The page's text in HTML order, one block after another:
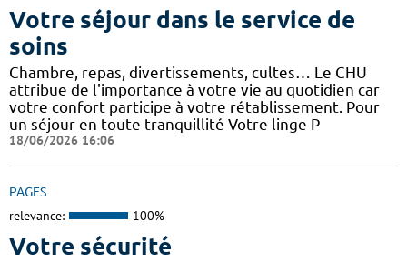
Votre séjour dans le service de
soins
Chambre, repas, divertissements, cultes… Le CHU
attribue de l'importance à votre vie au quotidien car
votre confort participe à votre rétablissement. Pour
un séjour en toute tranquillité Votre linge P
18/06/2026 16:06
PAGES
relevance: 100%
Votre sécurité